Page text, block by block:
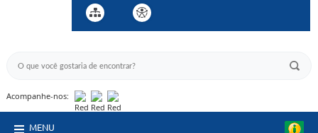
Acompanhe-nos:
MENU